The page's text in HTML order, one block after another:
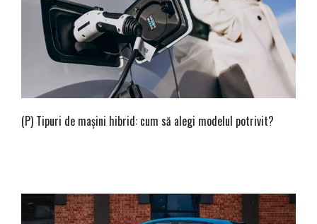
(P) Tipuri de mașini hibrid: cum să alegi modelul potrivit?